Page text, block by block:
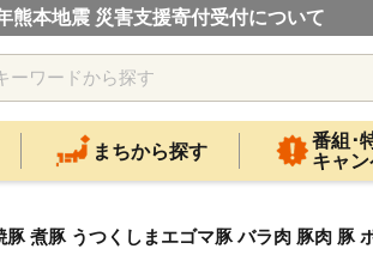
熊本地震 災害支援寄付受付について
まちから探す
番組･
キャ
煮豚 うつくしまエゴマ豚 バラ肉 豚肉 豚